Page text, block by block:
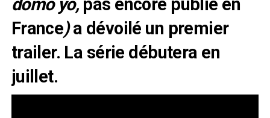
France)a dévoilé un premier
trailer. La série débutera en
juillet.